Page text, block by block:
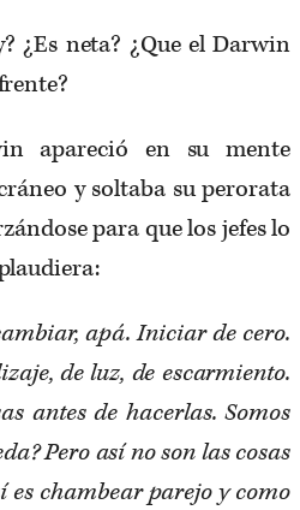
¿Es neta? ¿Que el Darwin
apareció en su mente
y soltaba su perorata
para que los jefes lo
apá. Iniciar de cero.
de luz, de escarmiento.
antes de hacerlas. Somos
Pero así no son las cosas
es chambear parejo y como